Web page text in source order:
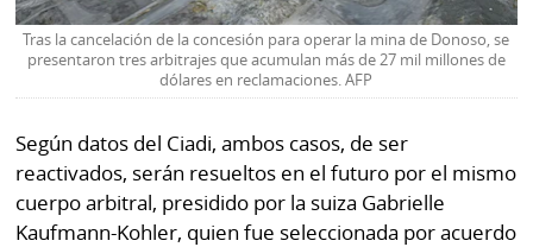
Tras la cancelación de la concesión para operar la mina de Donoso, se
presentaron tres arbitrajes que acumulan más de 27 mil millones de
dólares en reclamaciones. AFP
Según datos del Ciadi, ambos casos, de ser
reactivados, serán resueltos en el futuro por el mismo
cuerpo arbitral, presidido por la suiza Gabrielle
Kaufmann-Kohler, quien fue seleccionada por acuerdo